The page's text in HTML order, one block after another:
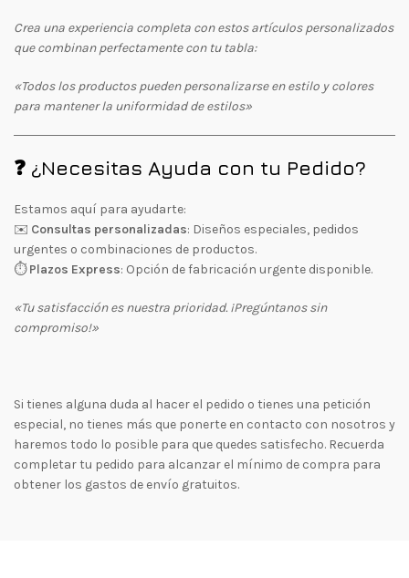
Crea una experiencia completa con estos artículos personalizados
que combinan perfectamente con tu tabla:
«Todos los productos pueden personalizarse en estilo y colores
para mantener la uniformidad de estilos»
❓ ¿Necesitas Ayuda con tu Pedido?
Estamos aquí para ayudarte:
✉️ Consultas personalizadas: Diseños especiales, pedidos
urgentes o combinaciones de productos.
⏱Plazos Express: Opción de fabricación urgente disponible.
«Tu satisfacción es nuestra prioridad. ¡Pregúntanos sin
compromiso!»
Si tienes alguna duda al hacer el pedido o tienes una petición
especial, no tienes más que ponerte en contacto con nosotros y
haremos todo lo posible para que quedes satisfecho. Recuerda
completar tu pedido para alcanzar el mínimo de compra para
obtener los gastos de envío gratuitos.